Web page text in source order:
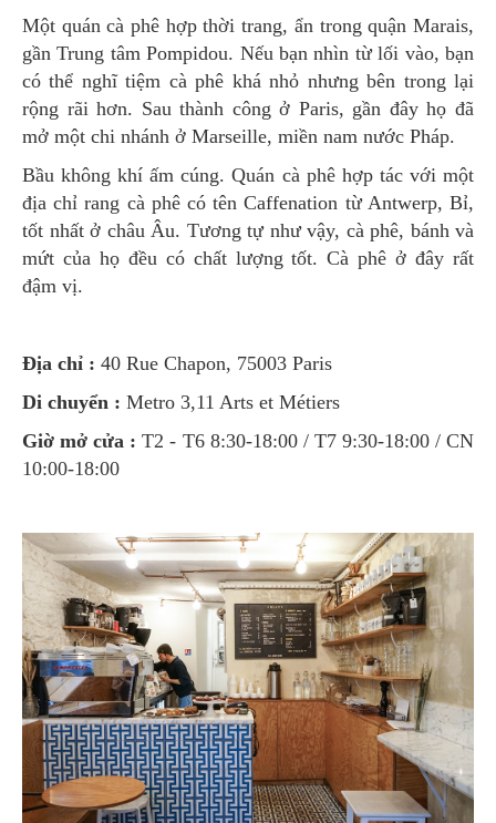
Một quán cà phê hợp thời trang, ẩn trong quận Marais,
gần Trung tâm Pompidou. Nếu bạn nhìn từ lối vào, bạn
có thể nghĩ tiệm cà phê khá nhỏ nhưng bên trong lại
rộng rãi hơn. Sau thành công ở Paris, gần đây họ đã
mở một chi nhánh ở Marseille, miền nam nước Pháp.
Bầu không khí ấm cúng. Quán cà phê hợp tác với một
địa chỉ rang cà phê có tên Caffenation từ Antwerp, Bỉ,
tốt nhất ở châu Âu. Tương tự như vậy, cà phê, bánh và
mứt của họ đều có chất lượng tốt. Cà phê ở đây rất
đậm vị.
Địa chỉ : 40 Rue Chapon, 75003 Paris
Di chuyển : Metro 3,11 Arts et Métiers
Giờ mở cửa : T2 - T6 8:30-18:00 / T7 9:30-18:00 / CN
10:00-18:00